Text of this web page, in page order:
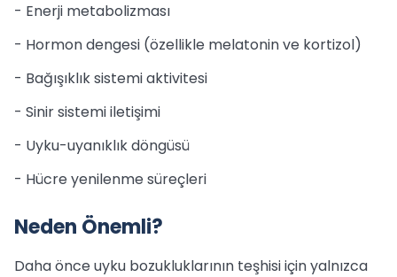
- Enerji metabolizması
- Hormon dengesi (özellikle melatonin ve kortizol)
- Bağışıklık sistemi aktivitesi
- Sinir sistemi iletişimi
- Uyku-uyanıklık döngüsü
- Hücre yenilenme süreçleri
Neden Önemli?
Daha önce uyku bozukluklarının teşhisi için yalnızca